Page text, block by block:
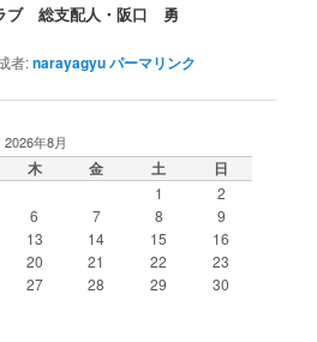
ブ 総支配人・阪口 勇
者:narayagyuパーマリンク
2026年8月
木 金 土 日
1
2
6 7 8
9
13 14 15
16
20 21 22
23
27 28 29
30